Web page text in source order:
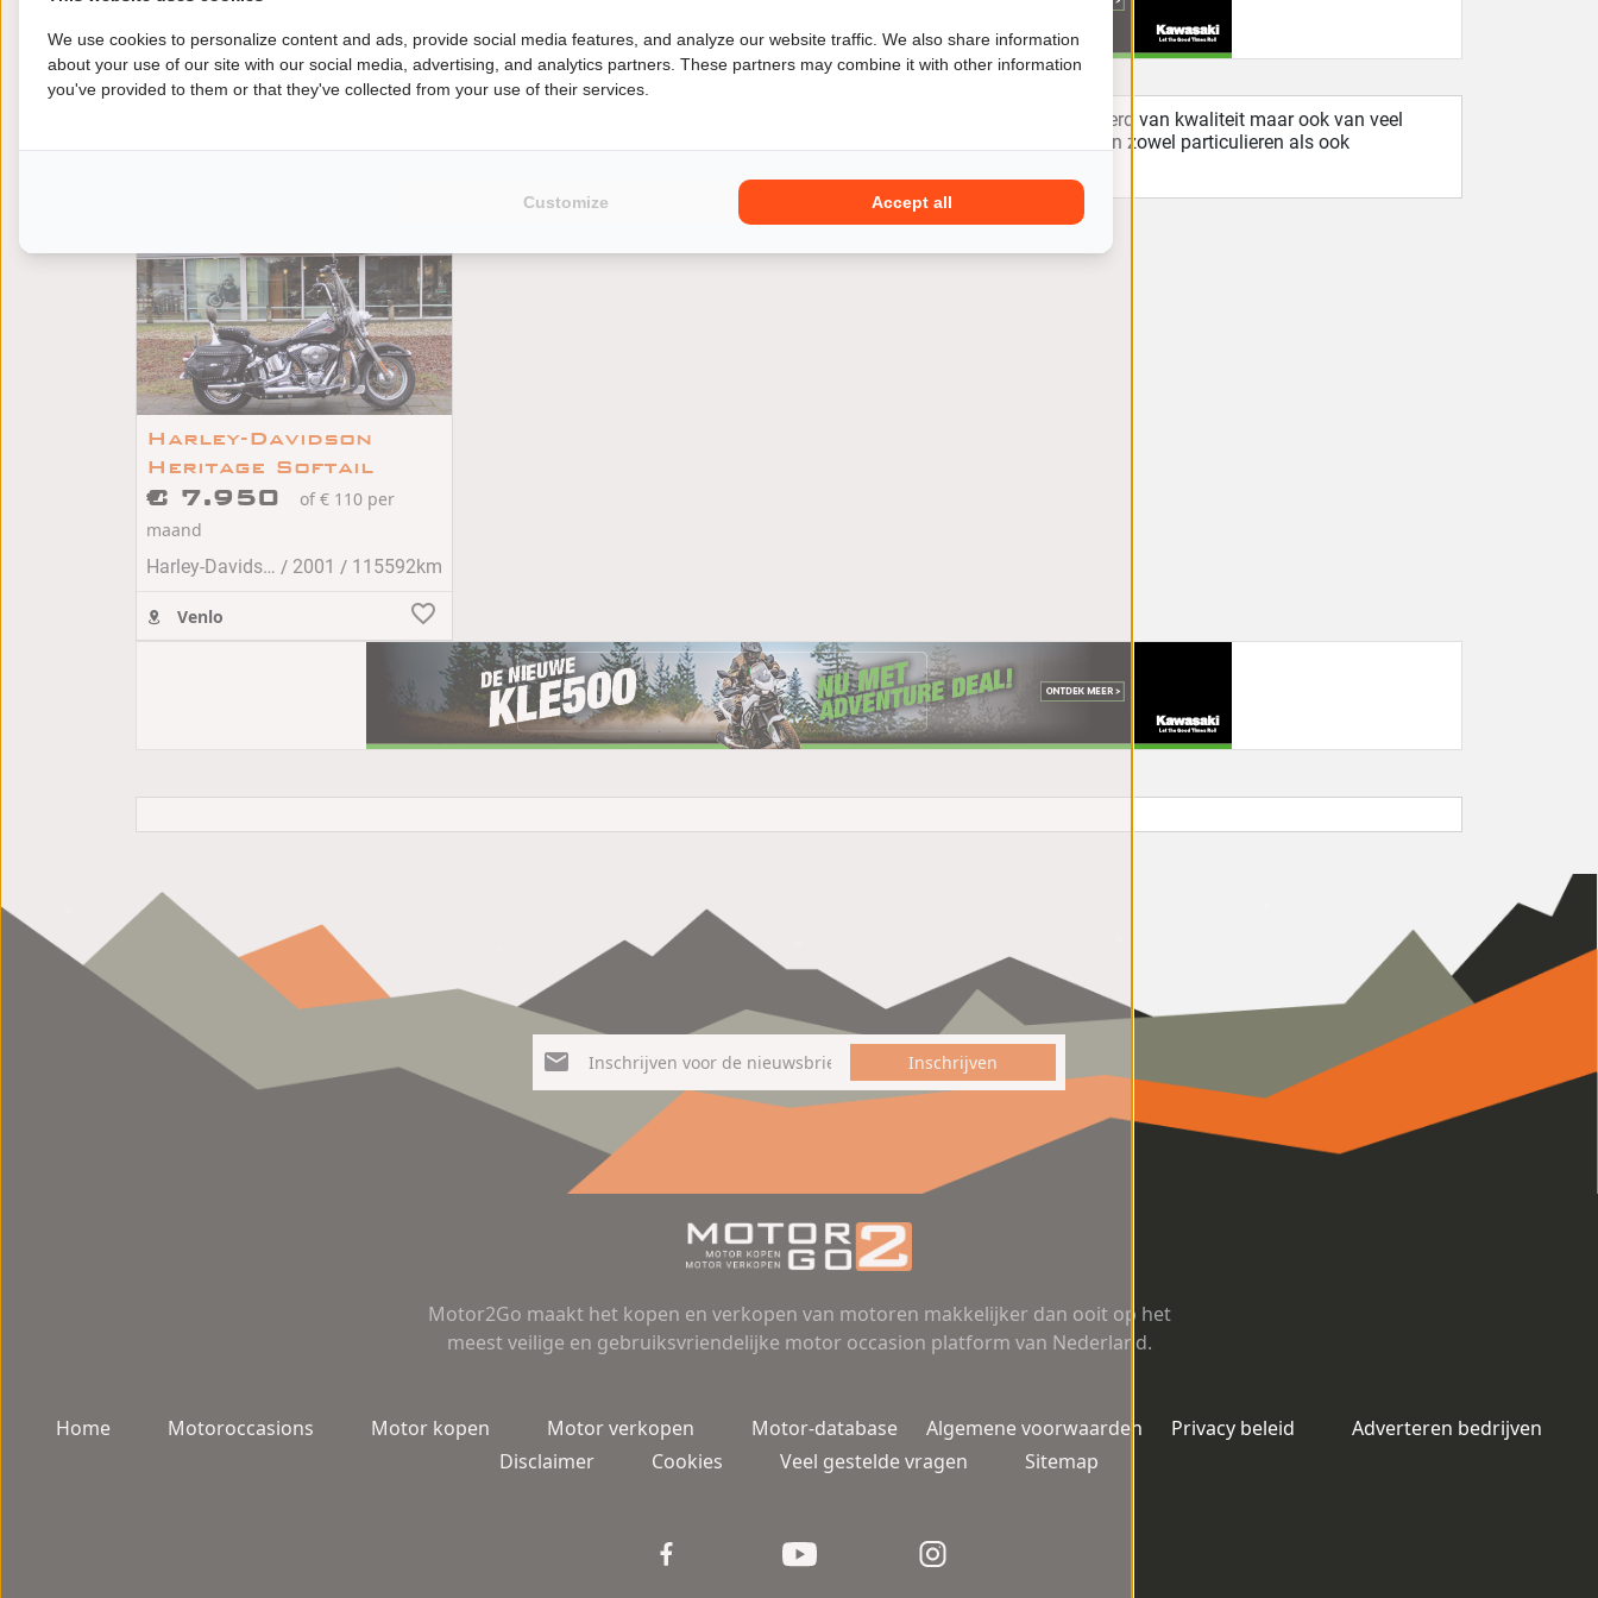
Jij wilt een andere motor kopen? Kies je voor een Harley-Davidson HERITAGE SOFTAIL dan ben je niet alleen verzekerd van kwaliteit maar ook van veel
rijplezier. Vind jouw Harley-Davidson HERITAGE SOFTAIL motoroccasion eenvoudig en snel in ons ruime aanbod van zowel particulieren als ook
Harley-Davidson
Heritage Softail
€ 7.950
of € 110 per
maand
Harley-Davidson HERITAGE SOFTAIL / 2001 / 115592km
Venlo
Inschrijven
Motor2Go maakt het kopen en verkopen van motoren makkelijker dan ooit op het
meest veilige en gebruiksvriendelijke motor occasion platform van Nederland.
Home Motoroccasions Motor kopen Motor verkopen Motor-database Algemene voorwaarden Privacy beleid
Adverteren bedrijven
Disclaimer
Cookies Veel gestelde vragen Sitemap
We use cookies to personalize content and ads, provide social media features, and analyze our website traffic. We also share information
about your use of our site with our social media, advertising, and analytics partners. These partners may combine it with other information
you've provided to them or that they've collected from your use of their services.
Customize Accept all